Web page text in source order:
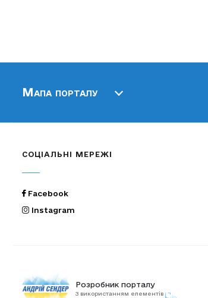
Мапа порталу
СОЦІАЛЬНІ МЕРЕЖІ
Facebook
Instagram
Розробник порталу
З використанням елементів